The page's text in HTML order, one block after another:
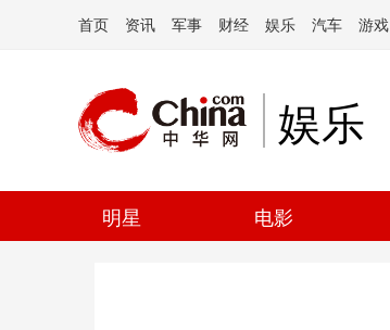
首页 资讯 军事 财经 娱乐 汽车 游戏
娱乐
明星 电影